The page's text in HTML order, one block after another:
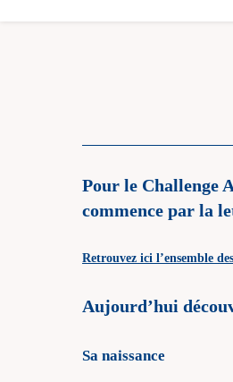
Pour le Challenge
commence par la
Retrouvez ici l’ensemble
Aujourd’hui
Sa naissance